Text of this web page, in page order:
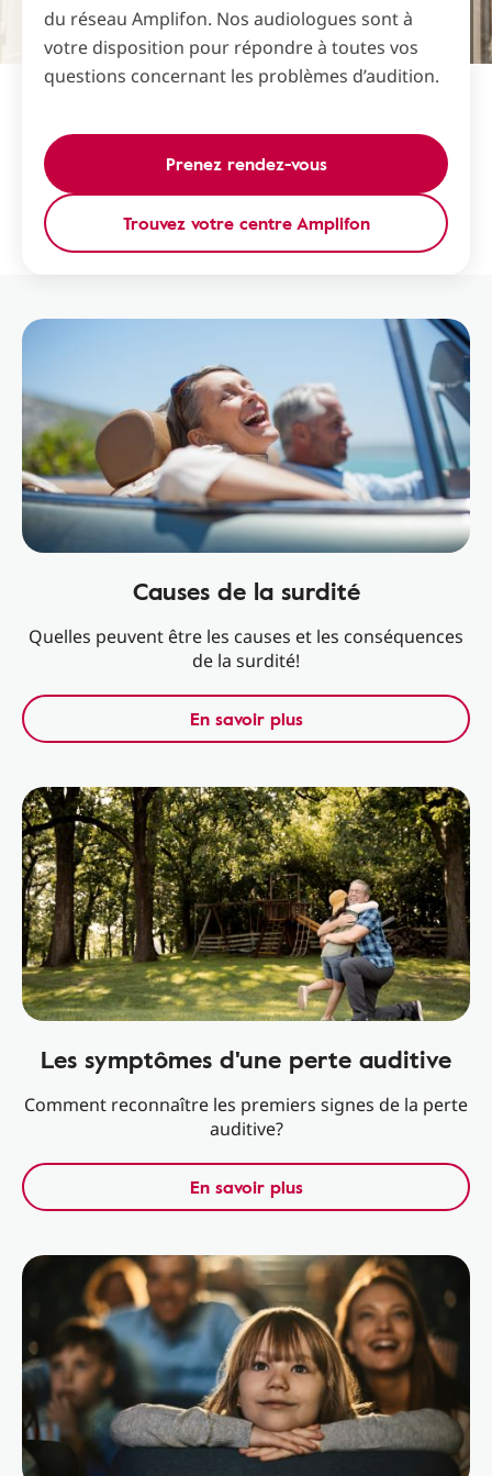
du réseau Amplifon. Nos audiologues sont à
votre disposition pour répondre à toutes vos
questions concernant les problèmes d’audition.
Prenez rendez-vous
Trouvez votre centre Amplifon
Causes de la surdité
Quelles peuvent être les causes et les conséquences
de la surdité!
En savoir plus
Les symptômes d'une perte auditive
Comment reconnaître les premiers signes de la perte
auditive?
En savoir plus